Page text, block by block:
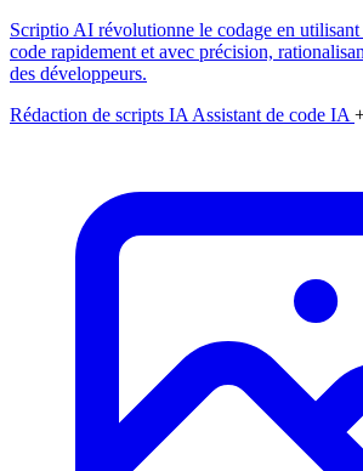
Scriptio AI révolutionne le codage en
code rapidement et avec précision,
des développeurs.
Rédaction de scripts IA Assistant de code IA